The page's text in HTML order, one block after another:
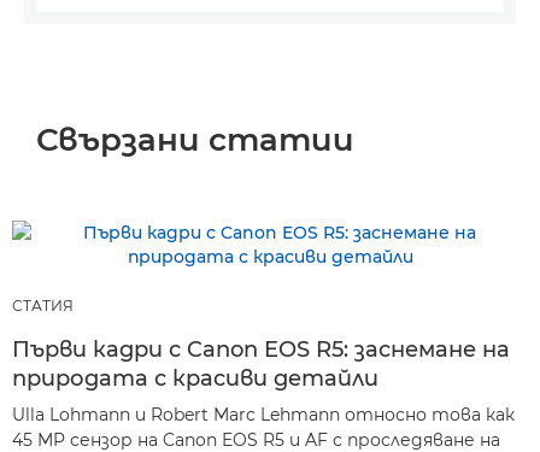
Свързани статии
СТАТИЯ
Първи кадри с Canon EOS R5: заснемане на
природата с красиви детайли
Ulla Lohmann и Robert Marc Lehmann относно това как
45 MP сензор на Canon EOS R5 и AF с проследяване на